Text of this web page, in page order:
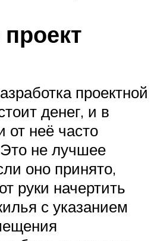
проектной
денег, и в
от неё часто
не лучшее
оно принято,
руки начертить
с указанием